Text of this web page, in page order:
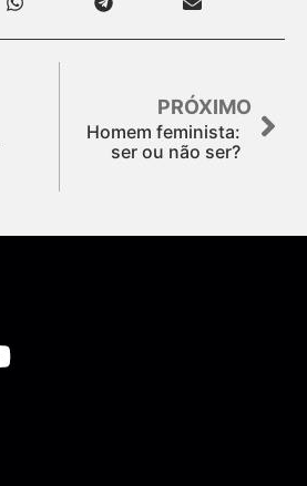
PRÓXIMO
Homem feminista:
ser ou não ser?